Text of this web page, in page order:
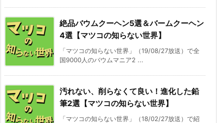
絶品バウムクーヘン5選＆バームクーヘン
4選【マツコの知らない世界】
「マツコの知らない世界」（19/08/27放送）で全
国9000人のバウムマニア2 ...
汚れない、削らなくて良い！進化した鉛
筆2選【マツコの知らない世界】
「マツコの知らない世界」（18/02/27放送）で紹